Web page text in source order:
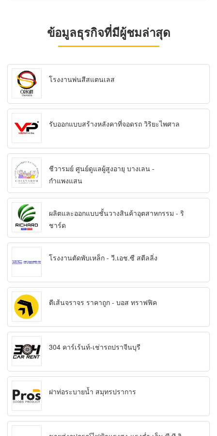
ข้อมูลธุรกิจที่มีผู้ชมล่าสุด
โรงงานพ่นสีสแตนเลส
รับออกแบบสร้างหลังคาที่จอดรถ วิริยะไพศาล
ชีวารมย์ ศูนย์ดูแลผู้สูงอายุ บางเลน -
กำแพงแสน
ผลิตและออกแบบชั้นวางสินค้าอุตสาหกรรม - ริ
ชาร์ด
โรงงานตัดพับเหล็ก - วี.เอช.ซี สตีลลิ่ง
ตีเส้นจราจร ราคาถูก - บอส ทราฟฟิค
304 คาร์เร้นท์-เช่ารถปราจีนบุรี
ฝาท่อระบายน้ำ สมุทรปราการ